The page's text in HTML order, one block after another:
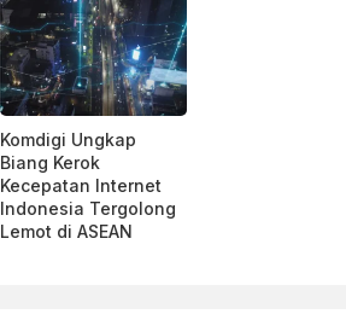
Komdigi Ungkap
Biang Kerok
Kecepatan Internet
Indonesia Tergolong
Lemot di ASEAN